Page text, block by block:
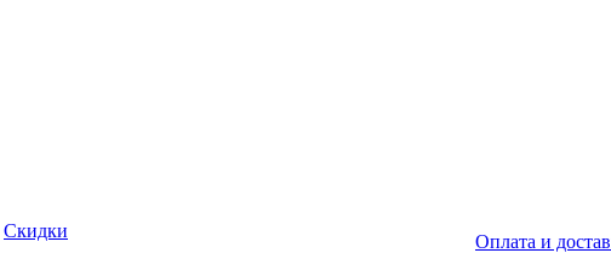
Скидки
Оплата и